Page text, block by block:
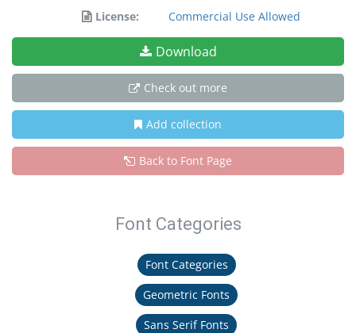
License:
Commercial Use Allowed
Download
Check out more
Add collection
Back to Font Page
Font Categories
Font Categories
Geometric Fonts
Sans Serif Fonts